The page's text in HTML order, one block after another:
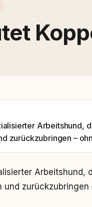
Arbeitshund,
zurückzubringen –
und